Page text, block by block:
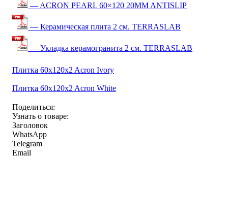
— ACRON PEARL 60×120 20MM ANTISLIP
— Керамическая плита 2 см. TERRASLAB
— Укладка керамогранита 2 см. TERRASLAB
Плитка 60x120x2 Acron Ivory
Плитка 60x120x2 Acron White
Поделиться:
Узнать о товаре:
Заголовок
WhatsApp
Telegram
Email